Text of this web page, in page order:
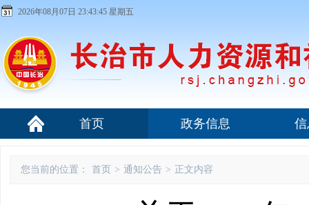
2026年08月07日 23:43:45 星期五
首页 政务信息
您当前的位置： 首页 > 通知公告 > 正文内容